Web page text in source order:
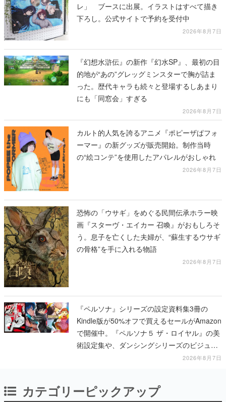
レ」 ブースに出展。イラストはすべて描き
下ろし。公式サイトで予約を受付中
2026年8月7日
『幻想水滸伝』の新作『幻水SP』、最初の目
的地が“あの”グレッグミンスターで胸が詰ま
った。歴代キャラも続々と登場するしあまり
にも「同窓会」すぎる
2026年8月7日
カルト的人気を誇るアニメ『ポピーザぱフォ
ーマー』の新グッズが販売開始。制作当時
の“絵コンテ”を使用したアパレルがおしゃれ
2026年8月7日
恐怖の「ウサギ」をめぐる民間伝承ホラー映
画『スターヴ・エイカー 召喚』がおもしろそ
う。息子を亡くした夫婦が、“蘇生するウサギ
の骨格”を手に入れる物語
2026年8月7日
『ペルソナ』シリーズの設定資料集3冊の
Kindle版が50%オフで買えるセールがAmazon
で開催中。『ペルソナ５ ザ・ロイヤル』の美
術設定集や、ダンシングシリーズのビジュア
2026年8月7日
カテゴリーピックアップ